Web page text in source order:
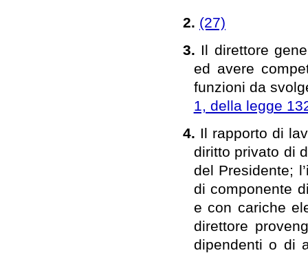
2. (27)
3. Il direttore
ed avere
funzioni da
1, della legge
4. Il rapporto di
diritto privato di
del Presidente;
di componente
e con cariche
direttore
dipendenti o di